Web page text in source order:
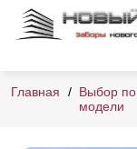
Главная
Выбор по
модели